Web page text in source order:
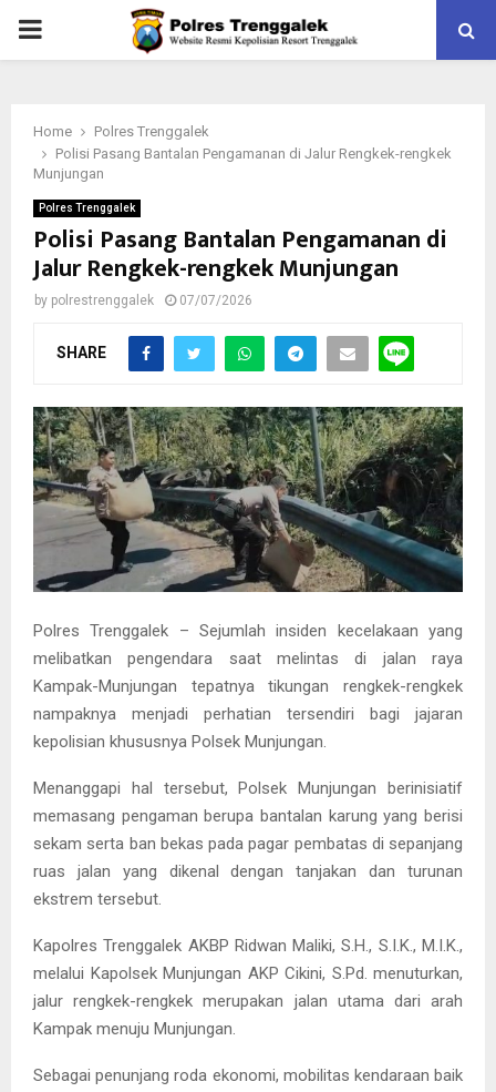
PRIMARY
Home
Polres Trenggalek
Polisi Pasang Bantalan Pengamanan di Jalur Rengkek-rengkek
Munjungan
Polres Trenggalek
Polisi Pasang Bantalan Pengamanan di
Jalur Rengkek-rengkek Munjungan
by polrestrenggalek 07/07/2026
SHARE
Polres Trenggalek – Sejumlah insiden kecelakaan yang
melibatkan pengendara saat melintas di jalan raya
Kampak-Munjungan tepatnya tikungan rengkek-rengkek
nampaknya menjadi perhatian tersendiri bagi jajaran
kepolisian khususnya Polsek Munjungan.
Menanggapi hal tersebut, Polsek Munjungan berinisiatif
memasang pengaman berupa bantalan karung yang berisi
sekam serta ban bekas pada pagar pembatas di sepanjang
ruas jalan yang dikenal dengan tanjakan dan turunan
ekstrem tersebut.
Kapolres Trenggalek AKBP Ridwan Maliki, S.H., S.I.K., M.I.K.,
melalui Kapolsek Munjungan AKP Cikini, S.Pd. menuturkan,
jalur rengkek-rengkek merupakan jalan utama dari arah
Kampak menuju Munjungan.
Sebagai penunjang roda ekonomi, mobilitas kendaraan baik